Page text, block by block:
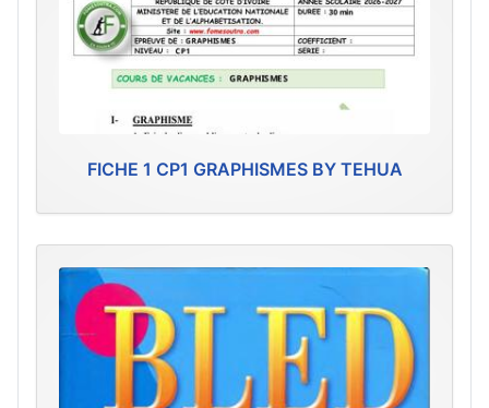
FICHE 1 CP1 GRAPHISMES BY TEHUA